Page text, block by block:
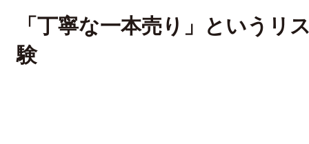
「丁寧な一本売り」というリ
験